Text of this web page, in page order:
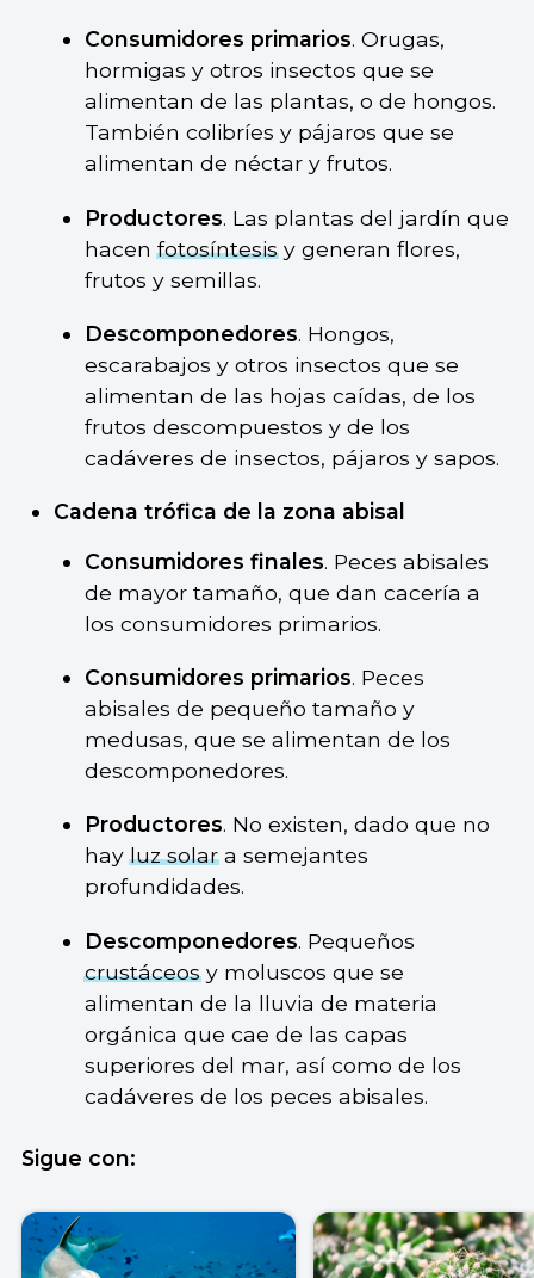
Consumidores primarios. Orugas,
hormigas y otros insectos que se
alimentan de las plantas, o de hongos.
También colibríes y pájaros que se
alimentan de néctar y frutos.
Productores. Las plantas del jardín que
hacenfotosíntesisy generan flores,
frutos y semillas.
Descomponedores. Hongos,
escarabajos y otros insectos que se
alimentan de las hojas caídas, de los
frutos descompuestos y de los
cadáveres de insectos, pájaros y sapos.
Cadena trófica de la zona abisal
Consumidores finales. Peces abisales
de mayor tamaño, que dan cacería a
los consumidores primarios.
Consumidores primarios. Peces
abisales de pequeño tamaño y
medusas, que se alimentan de los
descomponedores.
Productores. No existen, dado que no
hayluz solara semejantes
profundidades.
Descomponedores. Pequeños
crustáceosy moluscos que se
alimentan de la lluvia de materia
orgánica que cae de las capas
superiores del mar, así como de los
cadáveres de los peces abisales.
Sigue con: